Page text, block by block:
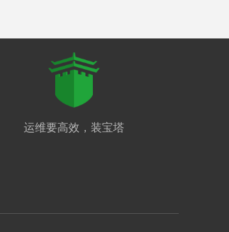
运维要高效，装宝塔